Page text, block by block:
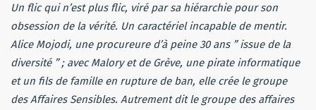
Un flic qui n’est plus flic, viré par sa hiérarchie pour son
obsession de la vérité. Un caractériel incapable de mentir.
Alice Mojodi, une procureure d’à peine 30 ans ” issue de la
diversité ” ; avec Malory et de Grève, une pirate informatique
et un fils de famille en rupture de ban, elle crée le groupe
des Affaires Sensibles. Autrement dit le groupe des affaires